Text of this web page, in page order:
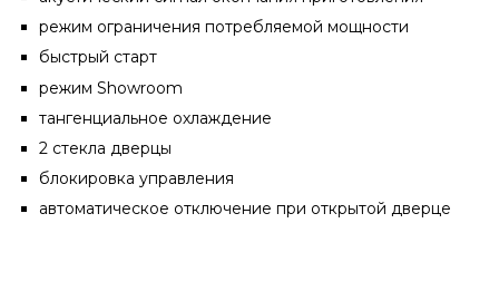
режим ограничения потребляемой мощности
быстрый старт
режим Showroom
тангенциальное охлаждение
2 стекла дверцы
блокировка управления
автоматическое отключение при открытой дверце